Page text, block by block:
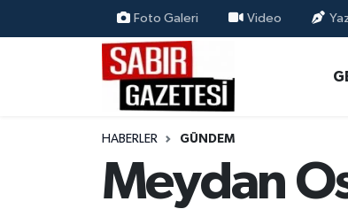
Foto Galeri Video
HABERLER GÜNDEM
Meydan
ÖZEL HABER
MAGAZİN
Osmaniye Nöbetçi Eczaneler
Osmaniye Hava Durumu
Süper Lig Puan Durumu ve Fikstür